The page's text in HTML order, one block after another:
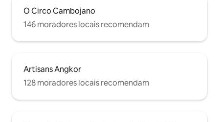
O Circo Cambojano
146 moradores locais recomendam
Artisans Angkor
128 moradores locais recomendam